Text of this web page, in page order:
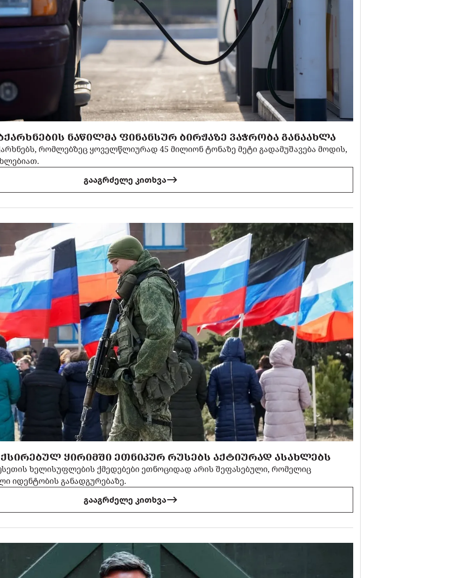
ᲜᲐᲬᲘᲚᲛᲐ ᲤᲘᲜᲐᲜᲡᲣᲠ ᲑᲘᲠᲟᲐᲖᲔ ᲕᲐᲭᲠᲝᲑᲐ ᲒᲐᲜᲐᲐᲮᲚᲐ
რომლებზეც ყოველწლიურად 45 მილიონ ტონაზე მეტი გადამუშავება მოდის,
გააგრძელე კითხვა
ᲧᲘᲠᲘᲛᲨᲘ ᲔᲗᲜᲘᲙᲣᲠ ᲠᲣᲡᲔᲑᲡ ᲐᲥᲢᲘᲣᲠᲐᲓ ᲐᲡᲐᲮᲚᲔᲑᲡ
ხელისუფლების ქმედებები ეთნოციდად არის შეფასებული, რომელიც
იდენტობის განადგურებაზე.
გააგრძელე კითხვა